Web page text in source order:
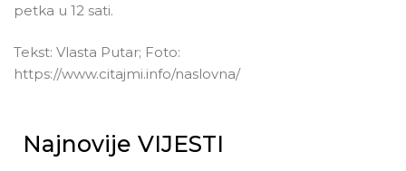
petka u 12 sati.
Tekst: Vlasta Putar; Foto:
https://www.citajmi.info/naslovna/
Najnovije VIJESTI